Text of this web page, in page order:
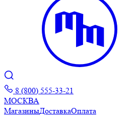
8 (800) 555-33-21
МОСКВА
МагазиныДоставкаОплата